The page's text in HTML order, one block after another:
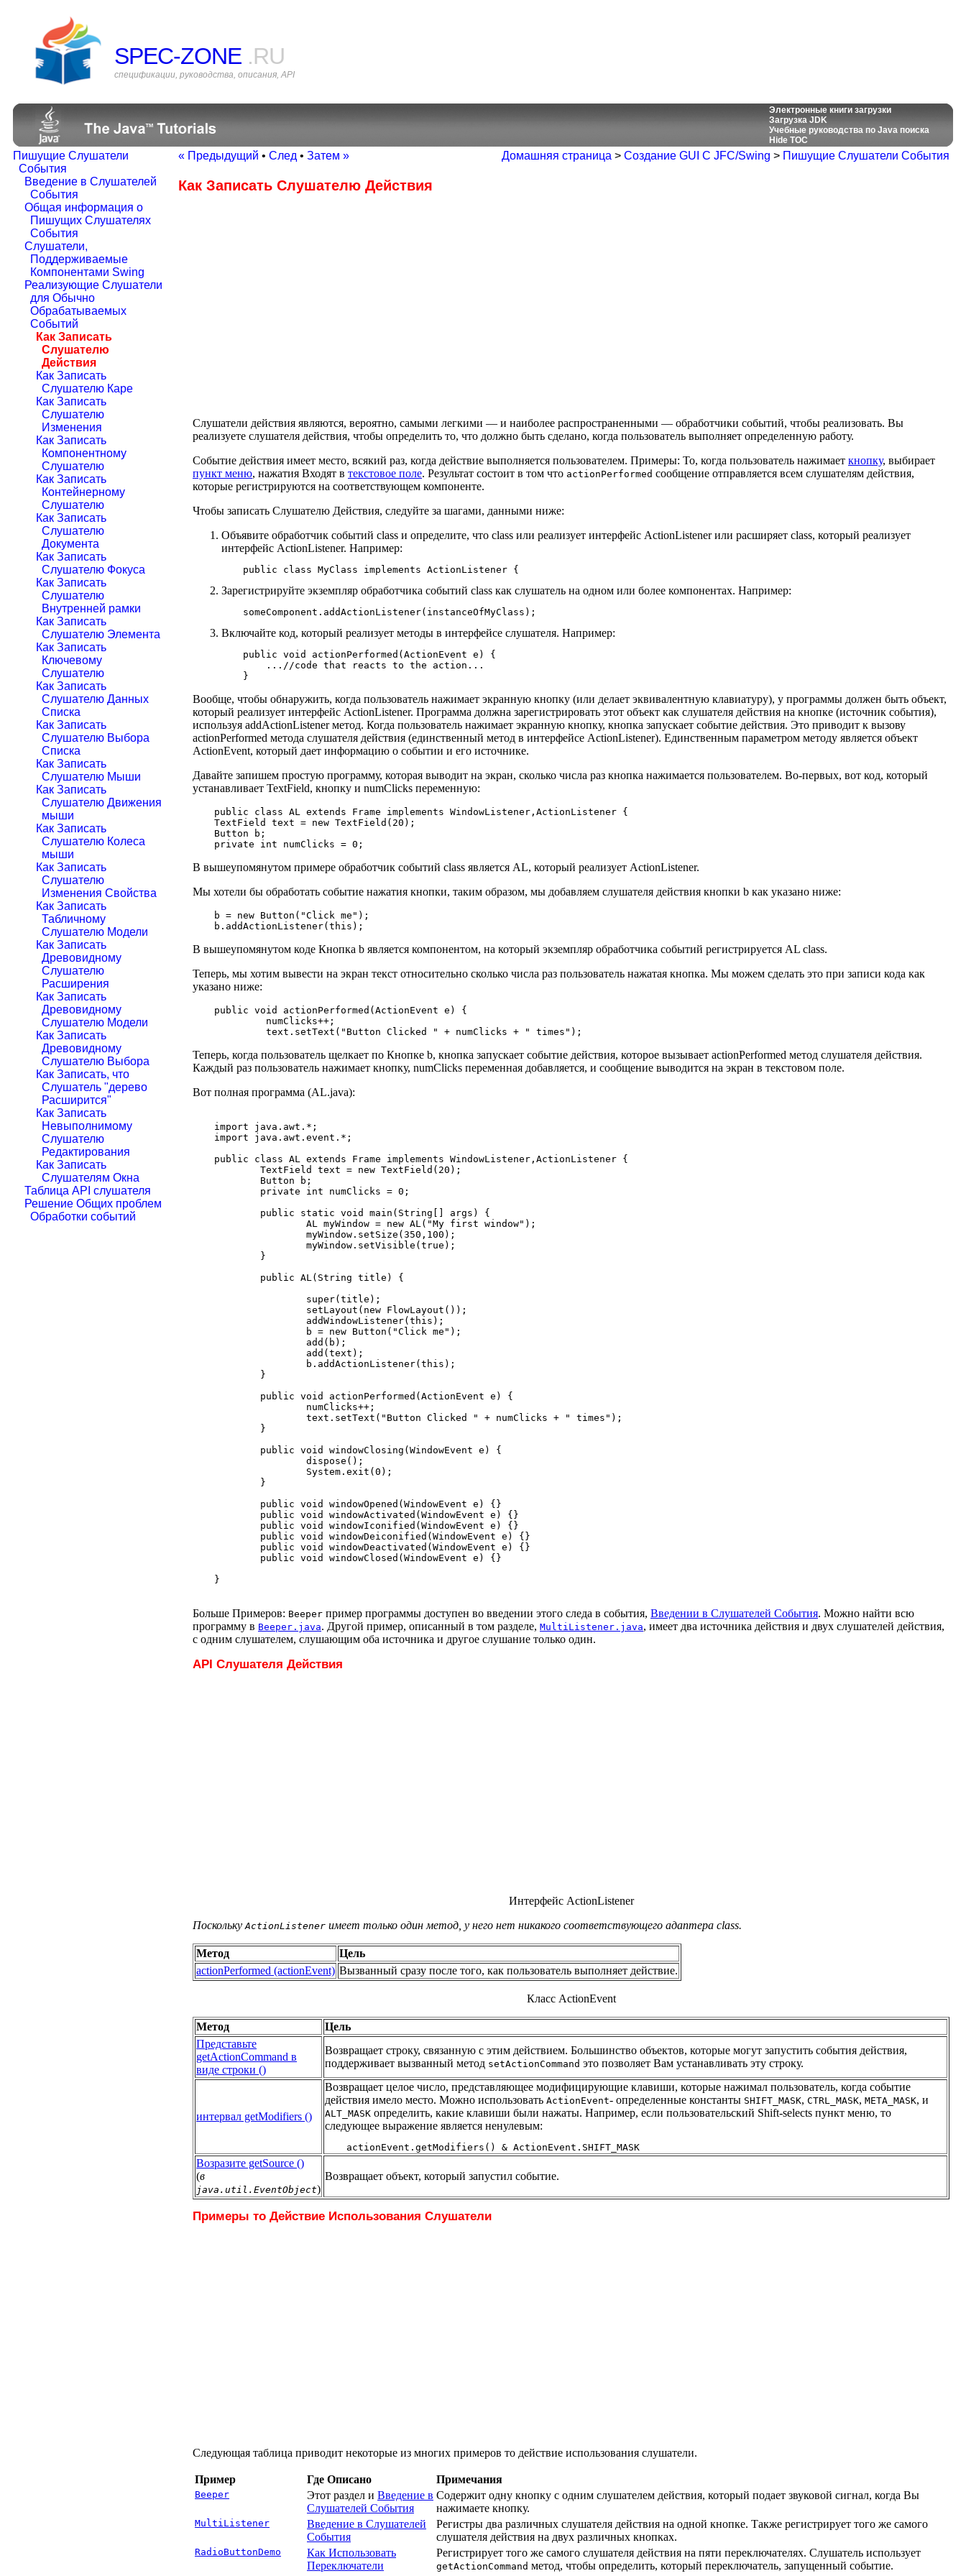
SPEC-ZONE .RU
спецификации, руководства, описания, API
Электронные книги загрузки
Загрузка JDK
Учебные руководства по Java поиска
Hide TOC
Пишущие Слушатели
События
Введение в Слушателей
События
Общая информация о
Пишущих Слушателях
События
Слушатели,
Поддерживаемые
Компонентами Swing
Реализующие Слушатели
для Обычно
Обрабатываемых
Событий
Как Записать
Слушателю
Действия
Как Записать
Слушателю Каре
Как Записать
Слушателю
Изменения
Как Записать
Компонентному
Слушателю
Как Записать
Контейнерному
Слушателю
Как Записать
Слушателю
Документа
Как Записать
Слушателю Фокуса
Как Записать
Слушателю
Внутренней рамки
Как Записать
Слушателю Элемента
Как Записать
Ключевому
Слушателю
Как Записать
Слушателю Данных
Списка
Как Записать
Слушателю Выбора
Списка
Как Записать
Слушателю Мыши
Как Записать
Слушателю Движения
мыши
Как Записать
Слушателю Колеса
мыши
Как Записать
Слушателю
Изменения Свойства
Как Записать
Табличному
Слушателю Модели
Как Записать
Древовидному
Слушателю
Расширения
Как Записать
Древовидному
Слушателю Модели
Как Записать
Древовидному
Слушателю Выбора
Как Записать, что
Слушатель "дерево
Расширится"
Как Записать
Невыполнимому
Слушателю
Редактирования
Как Записать
Слушателям Окна
Таблица API слушателя
Решение Общих проблем
Обработки событий
Домашняя страница > Создание GUI С JFC/Swing > Пишущие Слушатели События
« Предыдущий • След • Затем »
Как Записать Слушателю Действия
Слушатели действия являются, вероятно, самыми легкими — и наиболее распространенными — обработчики событий, чтобы реализовать. Вы
реализуете слушателя действия, чтобы определить то, что должно быть сделано, когда пользователь выполняет определенную работу.
Событие действия имеет место, всякий раз, когда действие выполняется пользователем. Примеры: То, когда пользователь нажимает кнопку, выбирает
пункт меню, нажатия Входят в текстовое поле. Результат состоит в том что actionPerformed сообщение отправляется всем слушателям действия,
которые регистрируются на соответствующем компоненте.
Чтобы записать Слушателю Действия, следуйте за шагами, данными ниже:
Объявите обработчик событий class и определите, что class или реализует интерфейс ActionListener или расширяет class, который реализует
интерфейс ActionListener. Например:
Зарегистрируйте экземпляр обработчика событий class как слушатель на одном или более компонентах. Например:
Включайте код, который реализует методы в интерфейсе слушателя. Например:
public void actionPerformed(ActionEvent e) {
    ...//code that reacts to the action...
Вообще, чтобы обнаружить, когда пользователь нажимает экранную кнопку (или делает эквивалентную клавиатуру), у программы должен быть объект,
который реализует интерфейс ActionListener. Программа должна зарегистрировать этот объект как слушателя действия на кнопке (источник события),
используя addActionListener метод. Когда пользователь нажимает экранную кнопку, кнопка запускает событие действия. Это приводит к вызову
actionPerformed метода слушателя действия (единственный метод в интерфейсе ActionListener). Единственным параметром методу является объект
ActionEvent, который дает информацию о событии и его источнике.
Давайте запишем простую программу, которая выводит на экран, сколько числа раз кнопка нажимается пользователем. Во-первых, вот код, который
устанавливает TextField, кнопку и numClicks переменную:
public class AL extends Frame implements WindowListener,ActionListener {
TextField text = new TextField(20);
Button b;
В вышеупомянутом примере обработчик событий class является AL, который реализует ActionListener.
Мы хотели бы обработать событие нажатия кнопки, таким образом, мы добавляем слушателя действия кнопки b как указано ниже:
b = new Button("Click me");
В вышеупомянутом коде Кнопка b является компонентом, на который экземпляр обработчика событий регистрируется AL class.
Теперь, мы хотим вывести на экран текст относительно сколько числа раз пользователь нажатая кнопка. Мы можем сделать это при записи кода как
указано ниже:
public void actionPerformed(ActionEvent e) {
         numClicks++;
Теперь, когда пользователь щелкает по Кнопке b, кнопка запускает событие действия, которое вызывает actionPerformed метод слушателя действия.
Каждый раз пользователь нажимает кнопку, numClicks переменная добавляется, и сообщение выводится на экран в текстовом поле.
Вот полная программа (AL.java):
import java.awt.*;
import java.awt.event.*;
public class AL extends Frame implements WindowListener,ActionListener {
        TextField text = new TextField(20);
        Button b;
        private int numClicks = 0;
        public static void main(String[] args) {
                AL myWindow = new AL("My first window");
                myWindow.setSize(350,100);
                myWindow.setVisible(true);
        }
        public AL(String title) {
                super(title);
                setLayout(new FlowLayout());
                addWindowListener(this);
                b = new Button("Click me");
                add(b);
                add(text);
                b.addActionListener(this);
        }
        public void actionPerformed(ActionEvent e) {
                numClicks++;
                text.setText("Button Clicked " + numClicks + " times");
        }
        public void windowClosing(WindowEvent e) {
                dispose();
                System.exit(0);
        }
        public void windowOpened(WindowEvent e) {}
        public void windowActivated(WindowEvent e) {}
        public void windowIconified(WindowEvent e) {}
        public void windowDeiconified(WindowEvent e) {}
        public void windowDeactivated(WindowEvent e) {}
        public void windowClosed(WindowEvent e) {}
}
Больше Примеров: Beeper пример программы доступен во введении этого следа в события, Введении в Слушателей События. Можно найти всю
программу в Beeper.java. Другой пример, описанный в том разделе, MultiListener.java, имеет два источника действия и двух слушателей действия,
с одним слушателем, слушающим оба источника и другое слушание только один.
API Слушателя Действия
Интерфейс ActionListener
Поскольку ActionListener имеет только один метод, у него нет никакого соответствующего адаптера class.
Метод
Цель
actionPerformed (actionEvent) Вызванный сразу после того, как пользователь выполняет действие.
Класс ActionEvent
Метод
Цель
Представьте
getActionCommand в
виде строки ()
Возвращает строку, связанную с этим действием. Большинство объектов, которые могут запустить события действия,
поддерживает вызванный метод setActionCommand это позволяет Вам устанавливать эту строку.
интервал getModifiers ()
Возвращает целое число, представляющее модифицирующие клавиши, которые нажимал пользователь, когда событие
действия имело место. Можно использовать ActionEvent- определенные константы SHIFT_MASK, CTRL_MASK, META_MASK, и
ALT_MASK определить, какие клавиши были нажаты. Например, если пользовательский Shift-selects пункт меню, то
следующее выражение является ненулевым:
Возразите getSource ()
(в
java.util.EventObject)
Возвращает объект, который запустил событие.
Примеры то Действие Использования Слушатели
Следующая таблица приводит некоторые из многих примеров то действие использования слушатели.
Пример Где Описано Примечания
Beeper Этот раздел и Введение в
Слушателей События
Содержит одну кнопку с одним слушателем действия, который подает звуковой сигнал, когда Вы
нажимаете кнопку.
MultiListener
Введение в Слушателей
События
Регистры два различных слушателя действия на одной кнопке. Также регистрирует того же самого
слушателя действия на двух различных кнопках.
RadioButtonDemo
Как Использовать
Переключатели
Регистрирует того же самого слушателя действия на пяти переключателях. Слушатель использует
getActionCommand метод, чтобы определить, который переключатель, запущенный событие.